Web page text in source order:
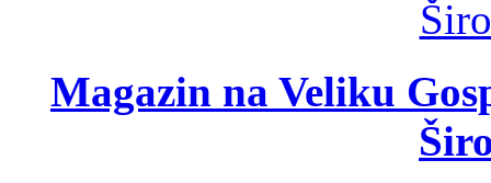
Magazin na Veliku